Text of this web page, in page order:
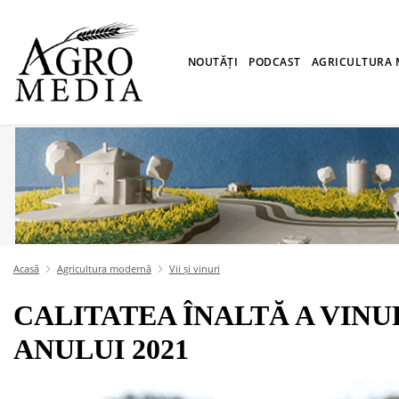
NOUTĂȚI PODCAST AGRICULTURA
Acasă Agricultura modernă Vii și vinuri
CALITATEA ÎNALTĂ A
ANULUI 2021